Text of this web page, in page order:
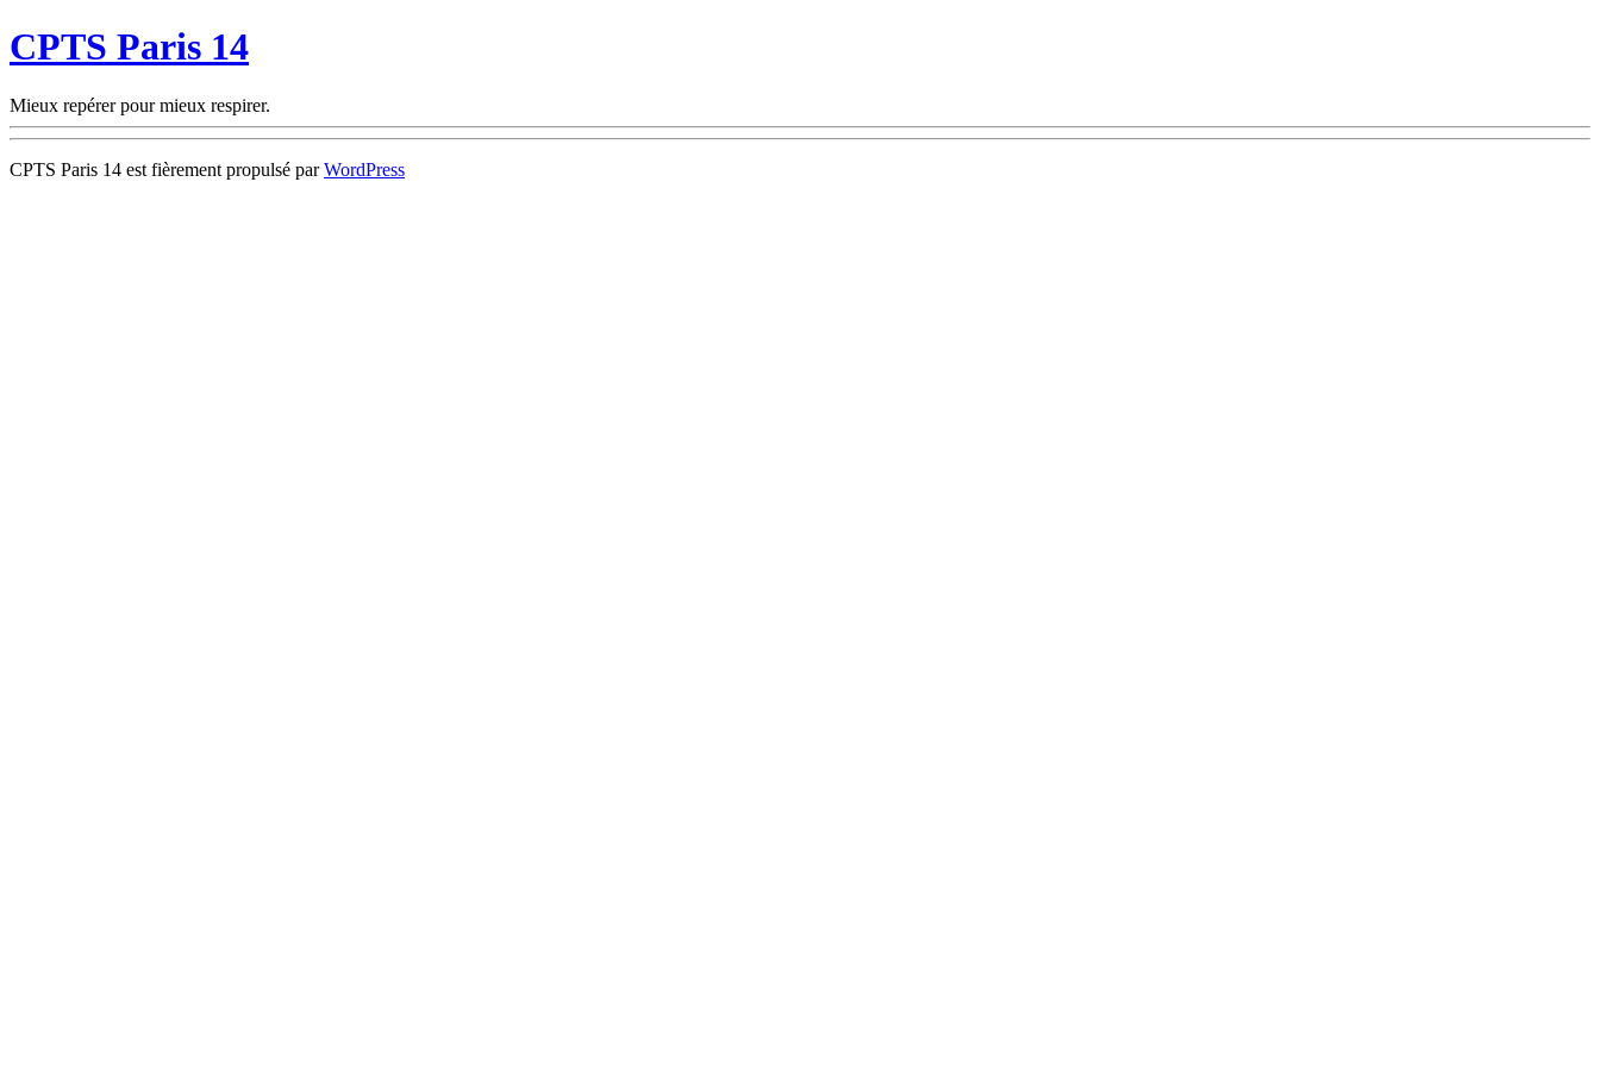
CPTS Paris 14
Mieux repérer pour mieux respirer.
CPTS Paris 14 est fièrement propulsé parWordPress